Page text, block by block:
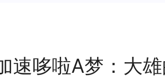
速哆啦A梦：大